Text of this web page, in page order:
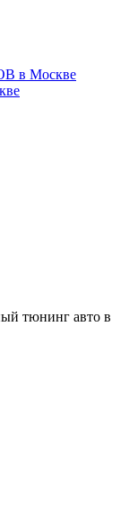
в Москве
тюнинг авто в